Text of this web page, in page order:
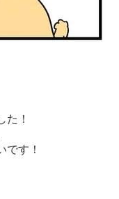
！
です！